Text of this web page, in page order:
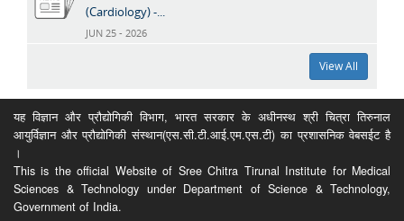
(Cardiology) -...
JUN 25 - 2026
View All
यह विज्ञान और प्रौद्योगिकी विभाग, भारत सरकार के अधीनस्थ श्री चित्रा तिरुनाल
आयुर्विज्ञान और प्रौद्योगिकी संस्थान(एस.सी.टी.आई.एम.एस.टी) का प्रशासनिक वेबसईट है
।
This is the official Website of Sree Chitra Tirunal Institute for Medical
Sciences & Technology under Department of Science & Technology,
Government of India.